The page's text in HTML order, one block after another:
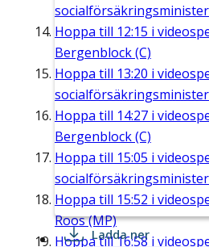
Hoppa till 12:15 i
Bergenblock (C)
Hoppa till 13:20 i
Hoppa till 14:27 i
Bergenblock (C)
Hoppa till 15:05 i
Hoppa till 15:52 i
Roos (MP)
Hoppa till16:58 i
Ladda ner